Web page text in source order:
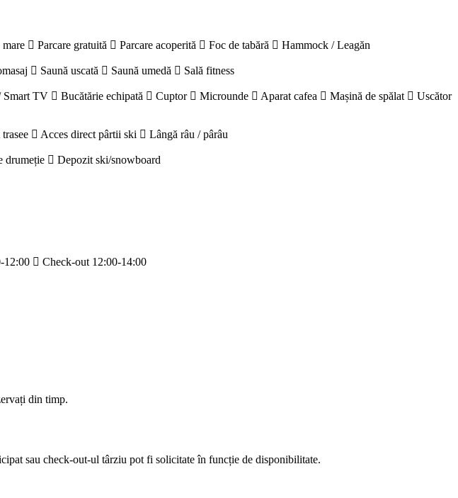
Parcare gratuită Parcare acoperită Foc de tabără
Hammock / Leagăn
Saună uscată Saună umedă
Sală fitness
Smart TV Bucătărie echipată Cuptor Microunde Aparat cafea Mașină de spălat
Uscător
Acces direct pârtii ski
Lângă râu / pârâu
drumeție
Depozit ski/snowboard
12:00
Check-out 12:00-14:00
din timp.
sau check-out-ul târziu pot fi solicitate în funcție de disponibilitate.